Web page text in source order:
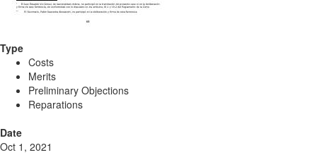
Type
Costs
Merits
Preliminary Objections
Reparations
Date
Oct 1, 2021